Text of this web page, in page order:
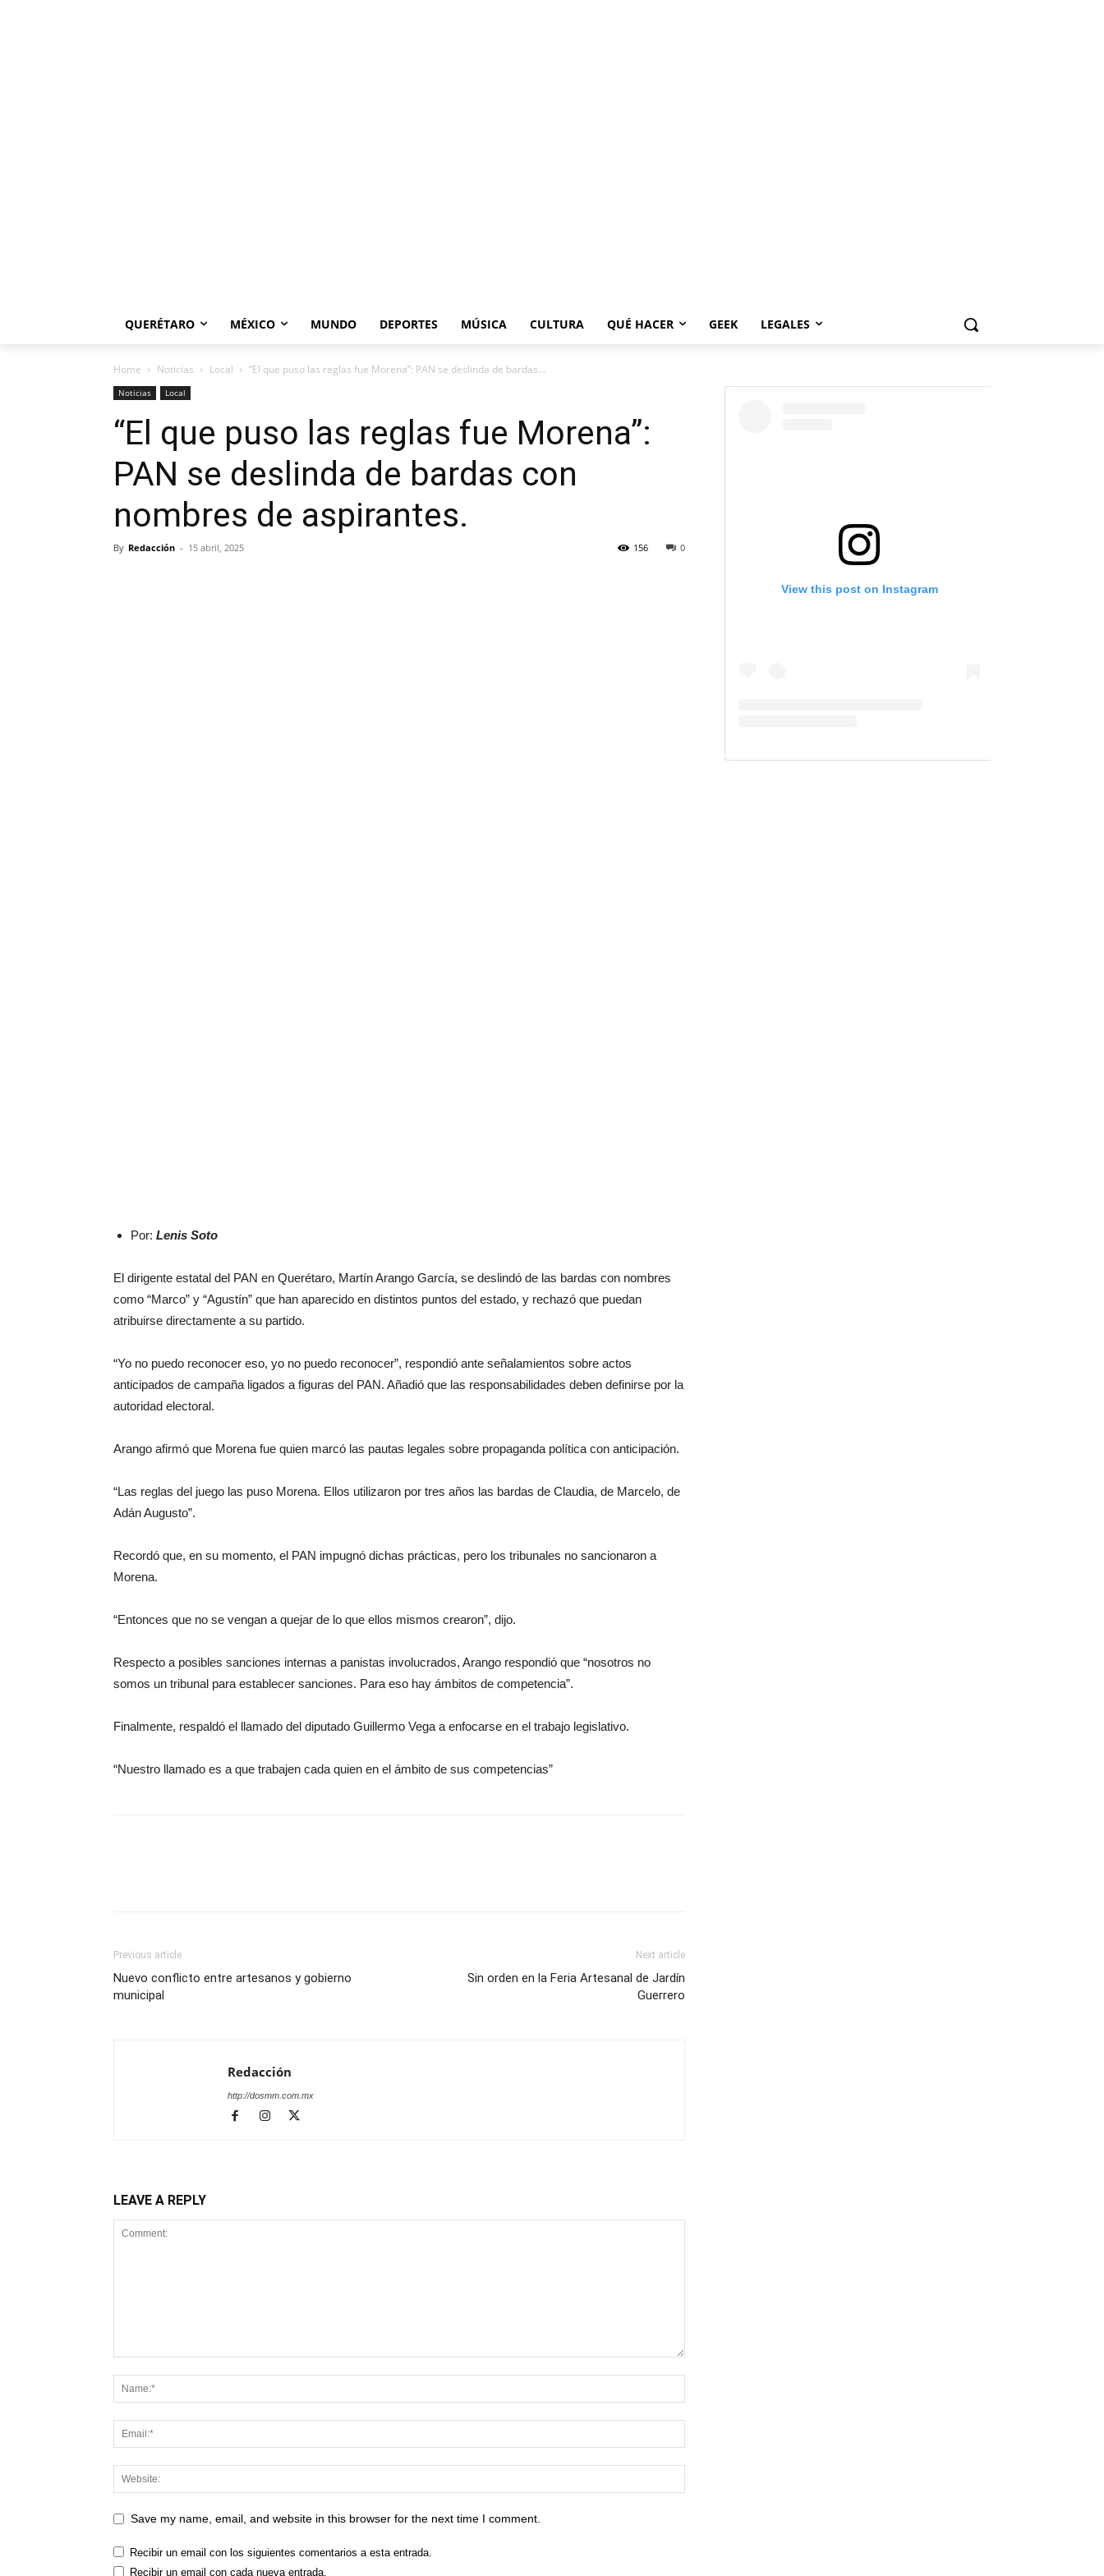
QUERÉTARO MÉXICO MUNDO DEPORTES MÚSICA CULTURA QUÉ HACER GEEK LEGALES
Home Noticias Local “El que puso las reglas fue Morena”: PAN se deslinda de bardas...
Noticias Local
“El que puso las reglas fue Morena”:
PAN se deslinda de bardas con
nombres de aspirantes.
By Redacción - 15 abril, 2025 0
156
Por: Lenis Soto
El dirigente estatal del PAN en Querétaro, Martín Arango García, se deslindó de las bardas con nombres
como “Marco” y “Agustín” que han aparecido en distintos puntos del estado, y rechazó que puedan
atribuirse directamente a su partido.
“Yo no puedo reconocer eso, yo no puedo reconocer”, respondió ante señalamientos sobre actos
anticipados de campaña ligados a figuras del PAN. Añadió que las responsabilidades deben definirse por la
autoridad electoral.
Arango afirmó que Morena fue quien marcó las pautas legales sobre propaganda política con anticipación.
“Las reglas del juego las puso Morena. Ellos utilizaron por tres años las bardas de Claudia, de Marcelo, de
Adán Augusto”.
Recordó que, en su momento, el PAN impugnó dichas prácticas, pero los tribunales no sancionaron a
Morena.
“Entonces que no se vengan a quejar de lo que ellos mismos crearon”, dijo.
Respecto a posibles sanciones internas a panistas involucrados, Arango respondió que “nosotros no
somos un tribunal para establecer sanciones. Para eso hay ámbitos de competencia”.
Finalmente, respaldó el llamado del diputado Guillermo Vega a enfocarse en el trabajo legislativo.
“Nuestro llamado es a que trabajen cada quien en el ámbito de sus competencias”
Previous article
Nuevo conflicto entre artesanos y gobierno
municipal
Next article
Sin orden en la Feria Artesanal de Jardín
Guerrero
Redacción
http://dosmm.com.mx
LEAVE A REPLY
Save my name, email, and website in this browser for the next time I comment.
Recibir un email con los siguientes comentarios a esta entrada.
Recibir un email con cada nueva entrada.
View this post on Instagram